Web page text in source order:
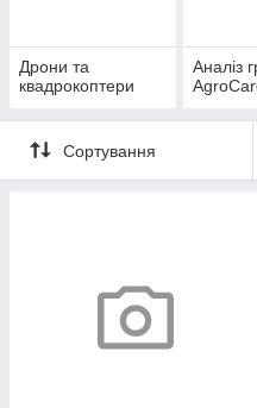
Дрони та
квадрокоптери
Аналіз
Сортування